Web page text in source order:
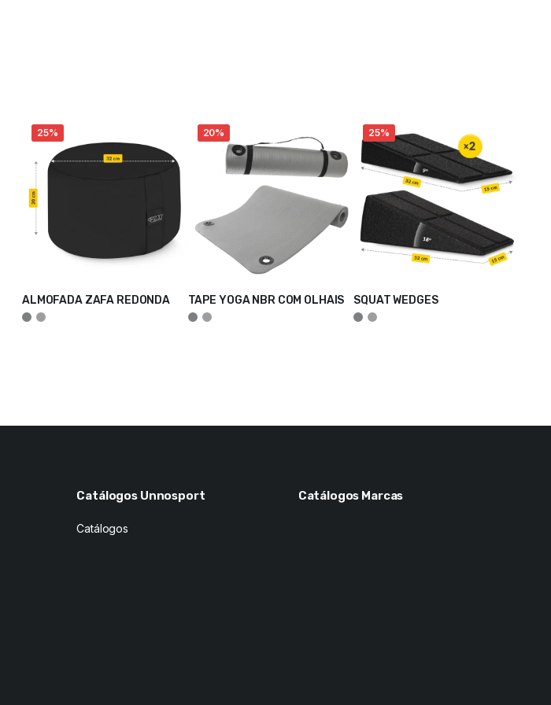
25%
ALMOFADA ZAFA REDONDA
ADICIONAR
20%
TAPE YOGA NBR COM OLHAIS
ADICIONAR
25%
SQUAT WEDGES
ADICIONAR
Catálogos Unnosport
Catálogos
Catálogos Marcas